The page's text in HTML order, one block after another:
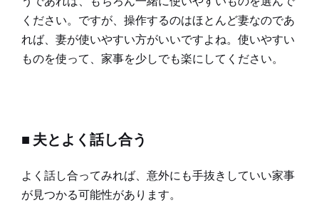
ください。ですが、操作するのはほとんど妻なのであ
れば、妻が使いやすい方がいいですよね。使いやすい
ものを使って、家事を少しでも楽にしてください。
■ 夫とよく話し合う
よく話し合ってみれば、意外にも手抜きしていい家事
が見つかる可能性があります。